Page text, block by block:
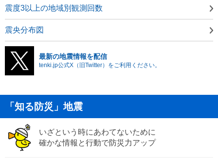
震度3以上の地域別観測回数
震央分布図
最新の地震情報を配信
tenki.jp公式X（旧Twitter）をご利用ください。
「知る防災」地震
いざという時にあわてないために
確かな情報と行動で防災力アップ